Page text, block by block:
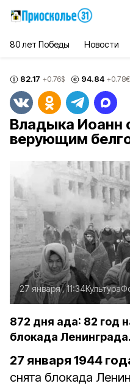
80 лет Победы Новости
82.17 +0.76$ 94.84 +0.78€
Владыка Иоанн
верующим
27 января , 11:34Культура
872 дня ада: 82 год
блокада Ленинграда.
27 января 1944
снята блокада